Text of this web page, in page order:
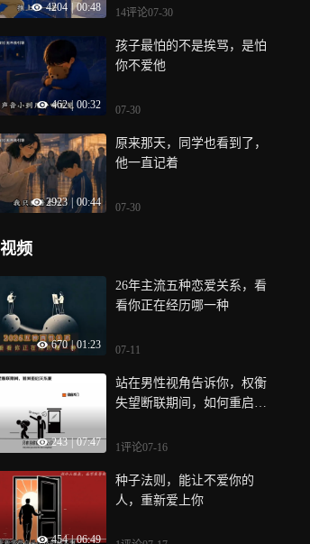
4204 00:48 14评论07-30
462 | 00:32
孩子最怕的不是挨骂，是怕
你不爱他
07-30
2923 00:44
原来那天，同学也看到了，
他一直记着
07-30
频
670 | 01:23
26年主流五种恋爱关系，看
看你正在经历哪一种
07-11
243 | 07:47
站在男性视角告诉你，权衡
失望断联期间，如何重启关
1评论07-16
454 | 06:49
种子法则，能让不爱你的
人，重新爱上你